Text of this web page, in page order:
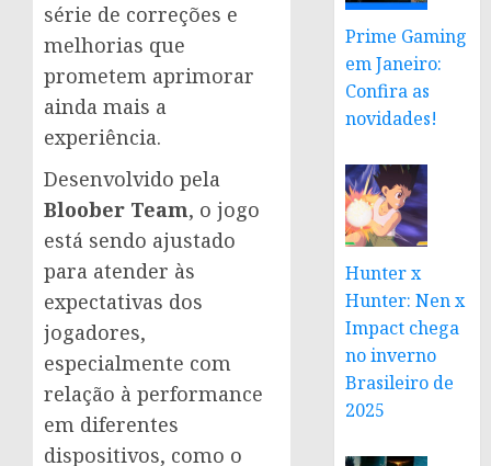
série de correções e
melhorias que
prometem aprimorar
ainda mais a
experiência.
Desenvolvido pela
Bloober Team, o jogo
está sendo ajustado
para atender às
expectativas dos
jogadores,
especialmente com
relação à performance
em diferentes
dispositivos, como o
Prime Gaming
em Janeiro:
Confira as
novidades!
Hunter x
Hunter: Nen x
Impact chega
no inverno
Brasileiro de
2025